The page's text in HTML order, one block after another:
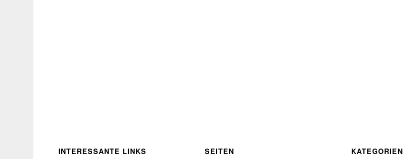
INTERESSANTE LINKS SEITEN KATEGORIEN